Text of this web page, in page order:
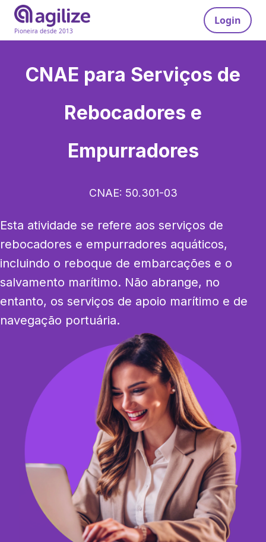
Pioneira desde 2013
Login
CNAE para Serviços de
Rebocadores e
Empurradores
CNAE: 50.301-03
Esta atividade se refere aos serviços de
rebocadores e empurradores aquáticos,
incluindo o reboque de embarcações e o
salvamento marítimo. Não abrange, no
entanto, os serviços de apoio marítimo e de
navegação portuária.